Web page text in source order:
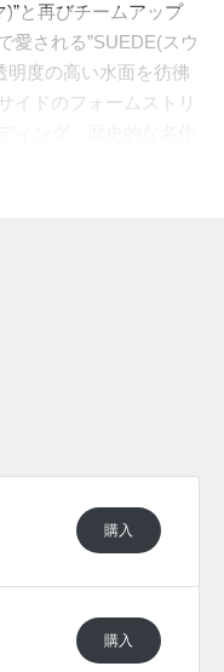
)”と再びチームアップ
愛される”SUEDE(スウ
明度の高い水面を彷彿
イドのフォームストリ
プブレザーで構築。半
予定。 新たな情報が入
などで報告したい。
)
購入
購入